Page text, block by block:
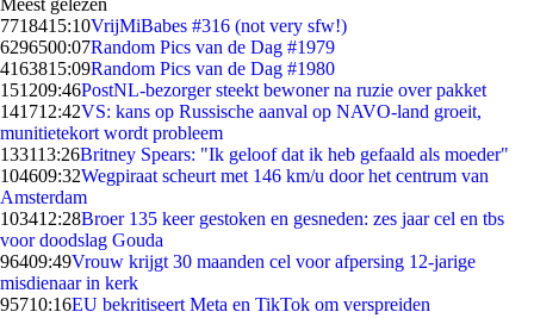
Meest gelezen
7718415:10VrijMiBabes #316 (not very sfw!)
6296500:07Random Pics van de Dag #1979
4163815:09Random Pics van de Dag #1980
151209:46PostNL-bezorger steekt bewoner na ruzie over pakket
141712:42VS: kans op Russische aanval op NAVO-land groeit,
munitietekort wordt probleem
133113:26Britney Spears: "Ik geloof dat ik heb gefaald als moeder"
104609:32Wegpiraat scheurt met 146 km/u door het centrum van
Amsterdam
103412:28Broer 135 keer gestoken en gesneden: zes jaar cel en tbs
voor doodslag Gouda
96409:49Vrouw krijgt 30 maanden cel voor afpersing 12-jarige
misdienaar in kerk
95710:16EU bekritiseert Meta en TikTok om verspreiden